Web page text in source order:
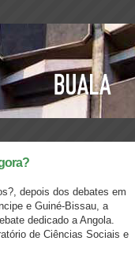
depois dos debates em
e Guiné-Bissau, a
dedicado a Angola.
de Ciências Sociais e